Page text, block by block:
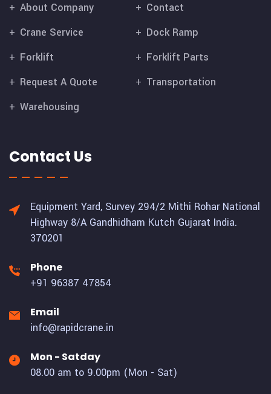
About Company
Contact
Crane Service
Dock Ramp
Forklift
Forklift Parts
Request A Quote
Transportation
Warehousing
Contact Us
Equipment Yard, Survey 294/2 Mithi Rohar National
Highway 8/A Gandhidham Kutch Gujarat India.
370201
Phone
+91 96387 47854
Email
info@rapidcrane.in
Mon - Satday
08.00 am to 9.00pm (Mon - Sat)